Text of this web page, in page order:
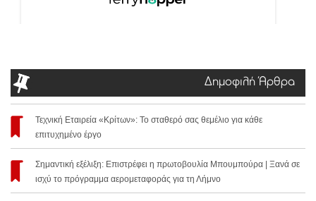
Δημοφιλή Άρθρα
Τεχνική Εταιρεία «Κρίτων»: Το σταθερό σας θεμέλιο για κάθε
επιτυχημένο έργο
Σημαντική εξέλιξη: Επιστρέφει η πρωτοβουλία Μπουμπούρα | Ξανά σε
ισχύ το πρόγραμμα αερομεταφοράς για τη Λήμνο